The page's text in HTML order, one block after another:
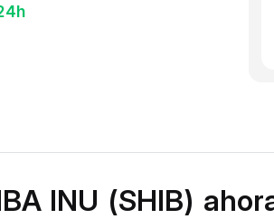
INU (SHIB)